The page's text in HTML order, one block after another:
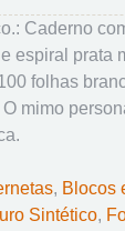
Caderno
espiral prata
folhas
mimo
, Blocos
Sintético,